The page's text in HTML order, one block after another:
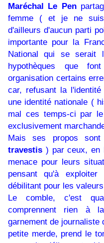
Maréchal Le Pen
femme ( et je ne
d'ailleurs d'aucun parti
importante pour la
National qui se serait
hypothèques que
organisation certains
car, refusant la
une identité nationale (
mal ces temps-ci par
exclusivement
Mais ses propos
travestis ) par ceux, en
menace pour leurs
pensant qu'à
débilitant pour les
Le comble, c'est
comprennent rien à
garnement de journaliste
petite merde, prend le